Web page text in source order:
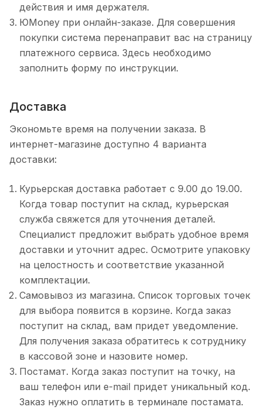
действия и имя держателя.
ЮMoney при онлайн-заказе. Для совершения
покупки система перенаправит вас на страницу
платежного сервиса. Здесь необходимо
заполнить форму по инструкции.
Доставка
Экономьте время на получении заказа. В
интернет-магазине доступно 4 варианта
доставки:
Курьерская доставка работает с 9.00 до 19.00.
Когда товар поступит на склад, курьерская
служба свяжется для уточнения деталей.
Специалист предложит выбрать удобное время
доставки и уточнит адрес. Осмотрите упаковку
на целостность и соответствие указанной
комплектации.
Самовывоз из магазина. Список торговых точек
для выбора появится в корзине. Когда заказ
поступит на склад, вам придет уведомление.
Для получения заказа обратитесь к сотруднику
в кассовой зоне и назовите номер.
Постамат. Когда заказ поступит на точку, на
ваш телефон или e-mail придет уникальный код.
Заказ нужно оплатить в терминале постамата.